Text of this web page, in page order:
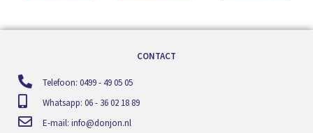
CONTACT
Telefoon: 0499 - 49 05 05
Whatsapp: 06 - 36 02 18 89
E-mail: info@donjon.nl